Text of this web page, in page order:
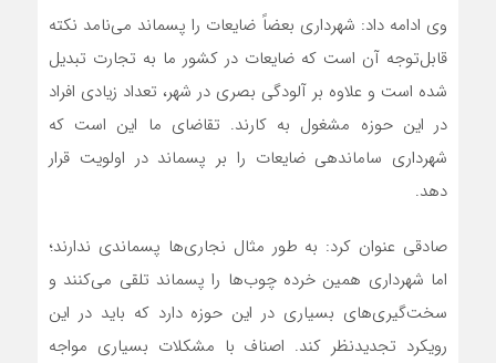
وی ادامه داد: شهرداری بعضاً ضایعات را پسماند می‌نامد نکته
قابل‌توجه آن است که ضایعات در کشور ما به تجارت تبدیل
شده است و علاوه بر آلودگی بصری در شهر، تعداد زیادی افراد
در این حوزه مشغول به کارند. تقاضای ما این است که
شهرداری ساماندهی ضایعات را بر پسماند در اولویت قرار
دهد.
صادقی عنوان کرد: به طور مثال نجاری‌ها پسماندی ندارند؛
اما شهرداری همین خرده چوب‌ها را پسماند تلقی می‌کنند و
سخت‌گیری‌های بسیاری در این حوزه دارد که باید در این
رویکرد تجدیدنظر کند. اصناف با مشکلات بسیاری مواجه